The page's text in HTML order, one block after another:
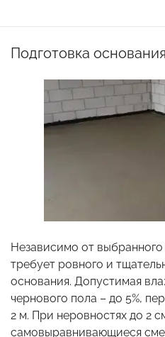
Подготовка основания
Независимо от
требует ровного и
основания. Допустимая
чернового пола – до 5%,
2 м. При неровностях до 2
самовыравнивающиеся